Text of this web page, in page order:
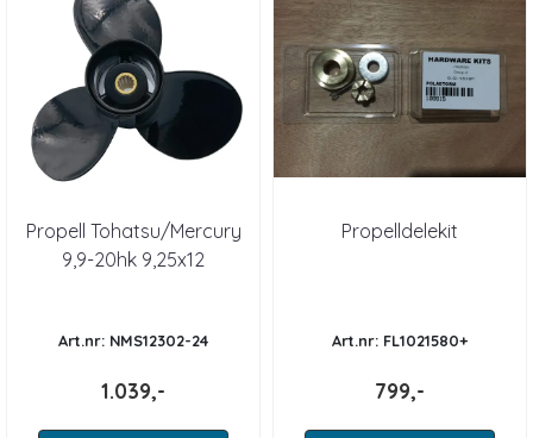
Propell Tohatsu/Mercury
9,9-20hk 9,25x12
Art.nr: NMS12302-24
1.039,-
Propelldelekit
Art.nr: FL1021580+
799,-